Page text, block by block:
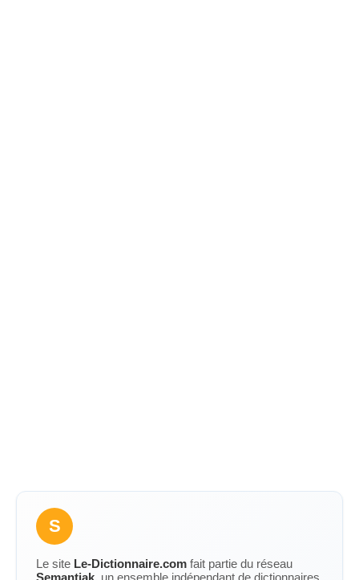
S
Le site Le-Dictionnaire.com fait partie du réseau
Semantiak, un ensemble indépendant de dictionnaires